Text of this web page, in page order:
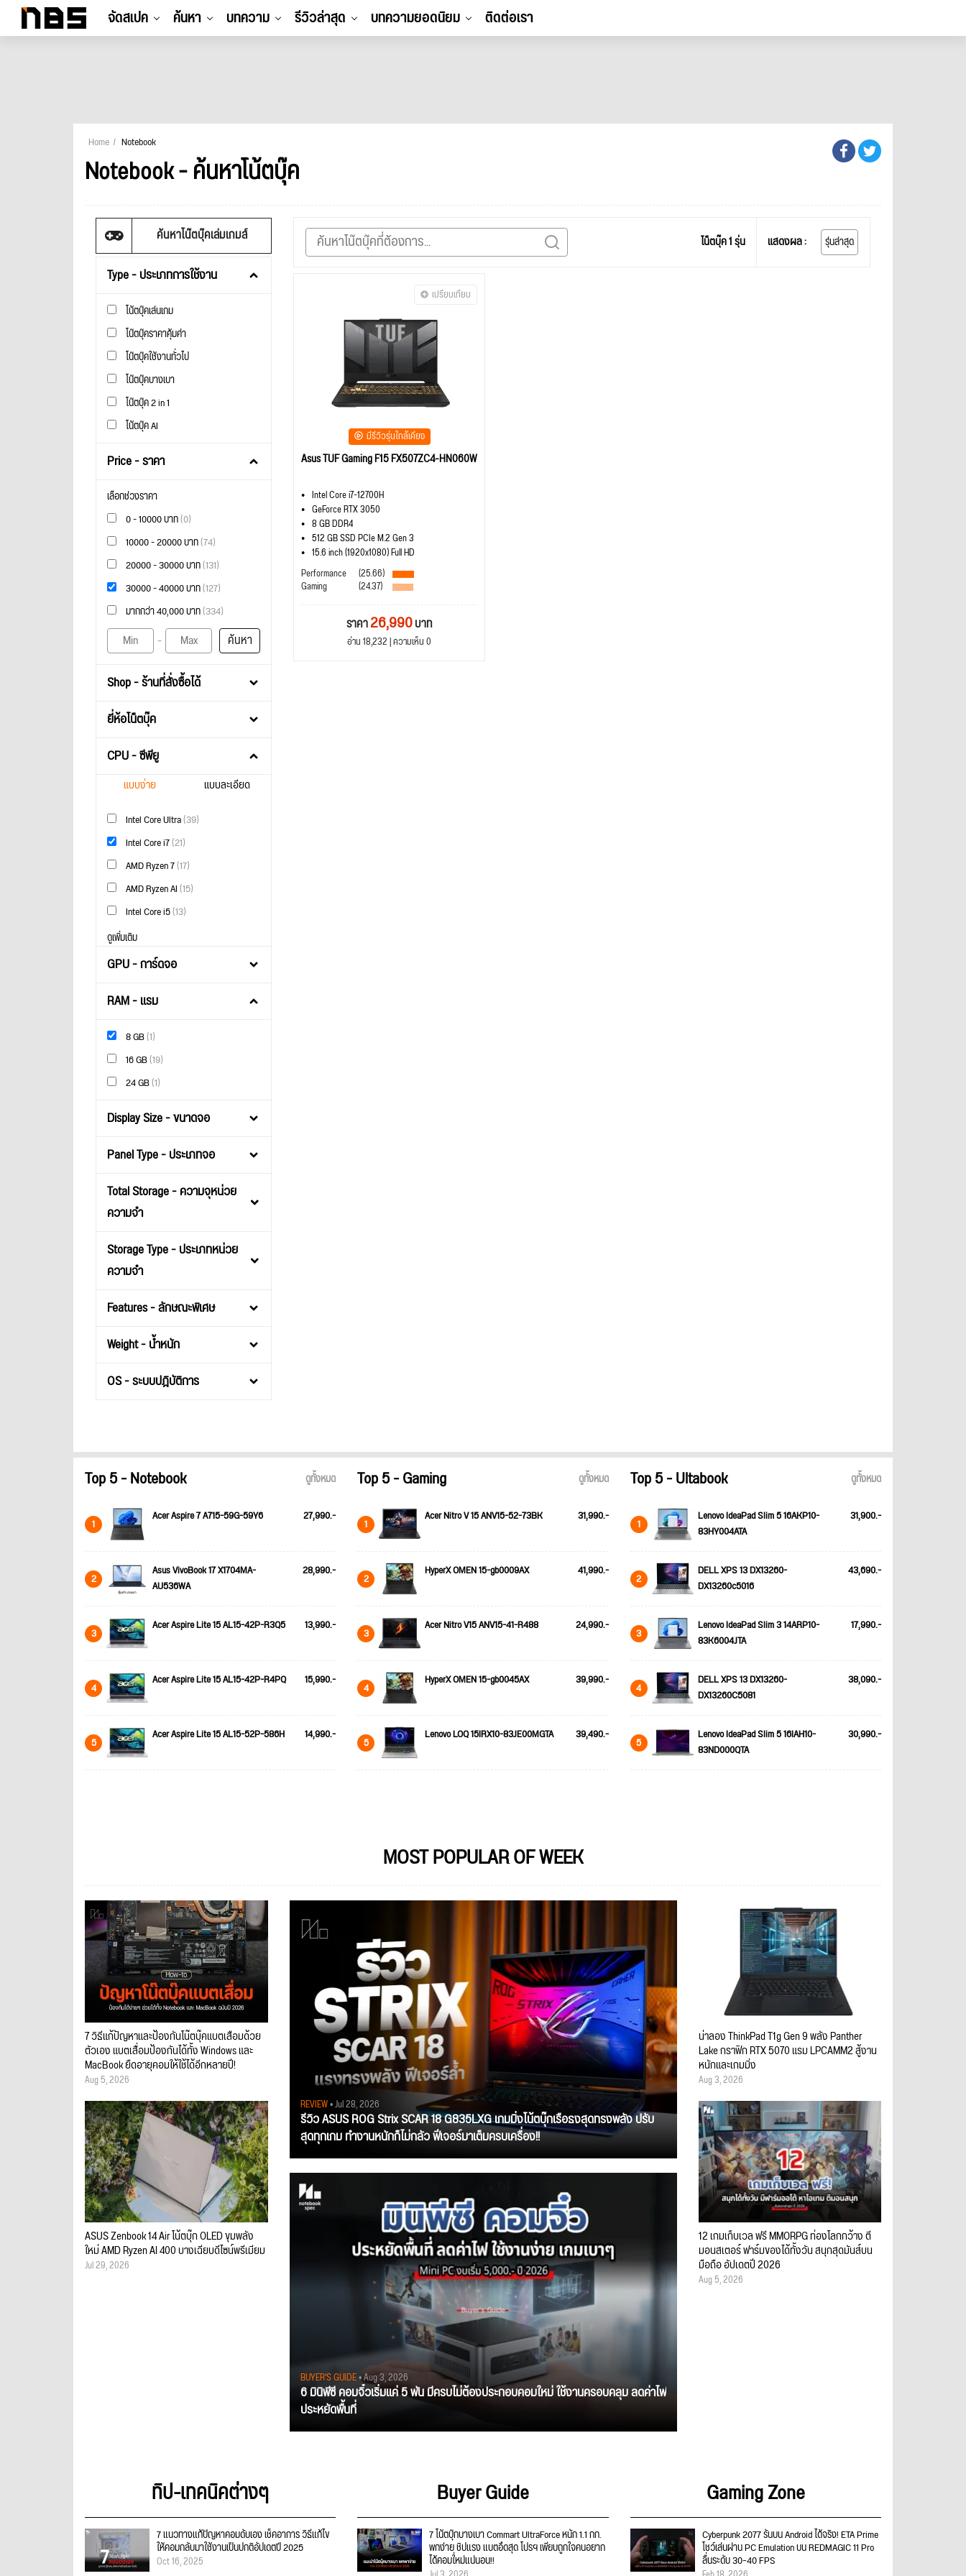
จัดสเปค ค้นหา บทความ รีวิวล่าสุด บทความยอดนิยม ติดต่อเรา
Home Notebook
Notebook - ค้นหาโน้ตบุ๊ค
ค้นหาโน๊ตบุ๊คเล่มเกมส์
Type - ประเภทการใช้งาน
โน้ตบุ๊คเล่นเกม
โน๊ตบุ๊คราคาคุ้มค่า
โน๊ตบุ๊คใช้งานทั่วไป
โน๊ตบุ๊คบางเบา
โน๊ตบุ๊ค 2 in 1
โน้ตบุ๊ค AI
Price - ราคา
เลือกช่วงราคา
0 - 10000 บาท(0)
10000 - 20000 บาท(74)
20000 - 30000 บาท(131)
30000 - 40000 บาท(127)
มากกว่า 40,000 บาท(334)
- ค้นหา
Shop - ร้านที่สั่งซื้อได้
ยี่ห้อโน็ตบุ๊ค
CPU - ซีพียู
แบบง่าย แบบละเอียด
Intel Core Ultra(39)
Intel Core i7(21)
AMD Ryzen 7(17)
AMD Ryzen AI(15)
Intel Core i5(13)
ดูเพิ่มเติม
GPU - การ์ดจอ
RAM - แรม
8 GB(1)
16 GB(19)
24 GB(1)
Display Size - ขนาดจอ
Panel Type - ประเภทจอ
Total Storage - ความจุหน่วย
ความจำ
Storage Type - ประเภทหน่วย
ความจำ
Features - ลักษณะพิเศษ
Weight - น้ำหนัก
OS - ระบบปฎิบัติการ
โน็ตบุ๊ค 1 รุ่น แสดงผล : รุ่นล่าสุด
เปรียบเทียบ
มีรีวิวรุ่นใกล้เคียง
Asus TUF Gaming F15 FX507ZC4-HN060W
Intel Core i7-12700H
GeForce RTX 3050
8 GB DDR4
512 GB SSD PCIe M.2 Gen 3
15.6 inch (1920x1080) Full HD
Performance
(25.66)
Gaming (24.37)
ราคา26,990บาท
อ่าน 18,232 | ความเห็น 0
Top 5 - Notebook ดูทั้งหมด
1 Acer Aspire 7 A715-59G-59Y6 27,990.-
2
Asus VivoBook 17 X1704MA-
AU536WA
28,990.-
3 Acer Aspire Lite 15 AL15-42P-R3Q5 13,990.-
4 Acer Aspire Lite 15 AL15-42P-R4PQ 15,990.-
5 Acer Aspire Lite 15 AL15-52P-586H 14,990.-
Top 5 - Gaming ดูทั้งหมด
1 Acer Nitro V 15 ANV15-52-73BK 31,990.-
2 HyperX OMEN 15-gb0009AX 41,990.-
3 Acer Nitro V15 ANV15-41-R488 24,990.-
4 HyperX OMEN 15-gb0045AX 39,990.-
5 Lenovo LOQ 15IRX10-83JE00MGTA 39,490.-
Top 5 - Ultabook ดูทั้งหมด
1
Lenovo IdeaPad Slim 5 16AKP10-
83HY004ATA
31,900.-
2
DELL XPS 13 DX13260-
DX13260c5016
43,690.-
3
Lenovo IdeaPad Slim 3 14ARP10-
83K6004JTA
17,990.-
4
DELL XPS 13 DX13260-
DX13260C5081
38,090.-
5
Lenovo IdeaPad Slim 5 16IAH10-
83ND000QTA
30,990.-
MOST POPULAR OF WEEK
REVIEW• Jul 28, 2026
รีวิว ASUS ROG Strix SCAR 18 G835LXG เกมมิ่งโน้ตบุ๊กเรือธงสุดทรงพลัง ปรับ
สุดทุกเกม ทำงานหนักก็ไม่กลัว ฟีเจอร์มาเต็มครบเครื่อง!!
BUYER'S GUIDE• Aug 3, 2026
6 มินิพีซี คอมจิ๋วเริ่มแค่ 5 พัน มีครบไม่ต้องประกอบคอมใหม่ ใช้งานครอบคลุม ลดค่าไฟ
ประหยัดพื้นที่
7 วิธีแก้ปัญหาและป้องกันโน๊ตบุ๊คแบตเสื่อมด้วย
ตัวเอง แบตเสื่อมป้องกันได้ทั้ง Windows และ
MacBook ยืดอายุคอมให้ใช้ได้อีกหลายปี!
Aug 5, 2026
ASUS Zenbook 14 Air โน้ตบุ๊ก OLED ขุมพลัง
ใหม่ AMD Ryzen AI 400 บางเฉียบดีไซน์พรีเมียม
Jul 29, 2026
น่าลอง ThinkPad T1g Gen 9 พลัง Panther
Lake กราฟิก RTX 5070 แรม LPCAMM2 สู้งาน
หนักและเกมมิ่ง
Aug 3, 2026
12 เกมเก็บเวล ฟรี MMORPG ท่องโลกกว้าง ตี
มอนสเตอร์ ฟาร์มของได้ทั้งวัน สนุกสุดมันส์บน
มือถือ อัปเดตปี 2026
Aug 5, 2026
ทิป-เทคนิคต่างๆ
7 แนวทางแก้ปัญหาคอมดับเอง เช็คอาการ วิธีแก้ไข
ให้คอมกลับมาใช้งานเป็นปกติอัปเดตปี 2025
Oct 16, 2025
Buyer Guide
7 โน้ตบุ๊กบางเบา Commart UltraForce หนัก 1.1 กก.
พกง่าย ชิปแรง แบตอึดสุด โปรฯ เพียบถูกใจคนอยาก
ได้คอมใ่หม่แน่นอน!!
Gaming Zone
Cyberpunk 2077 รันบน Android ได้จริง! ETA Prime
โชว์เล่นผ่าน PC Emulation บน REDMAGIC 11 Pro
ลื่นระดับ 30–40 FPS